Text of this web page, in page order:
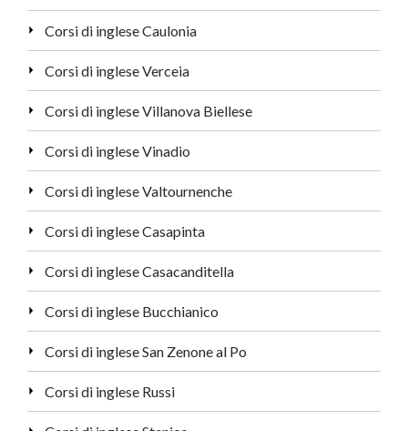
Corsi di inglese Caulonia
Corsi di inglese Verceia
Corsi di inglese Villanova Biellese
Corsi di inglese Vinadio
Corsi di inglese Valtournenche
Corsi di inglese Casapinta
Corsi di inglese Casacanditella
Corsi di inglese Bucchianico
Corsi di inglese San Zenone al Po
Corsi di inglese Russi